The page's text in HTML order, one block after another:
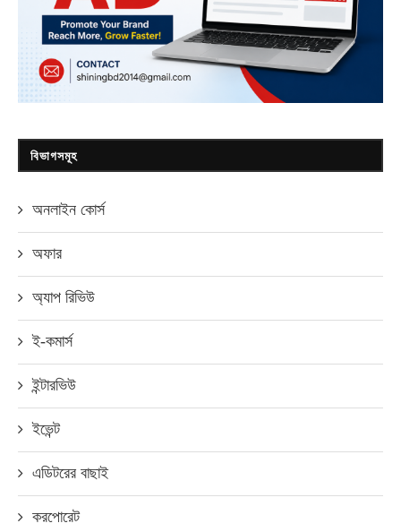
বিভাগসমূহ
অনলাইন কোর্স
অফার
অ্যাপ রিভিউ
ই-কমার্স
ইন্টারভিউ
ইভেন্ট
এডিটরের বাছাই
করপোরেট